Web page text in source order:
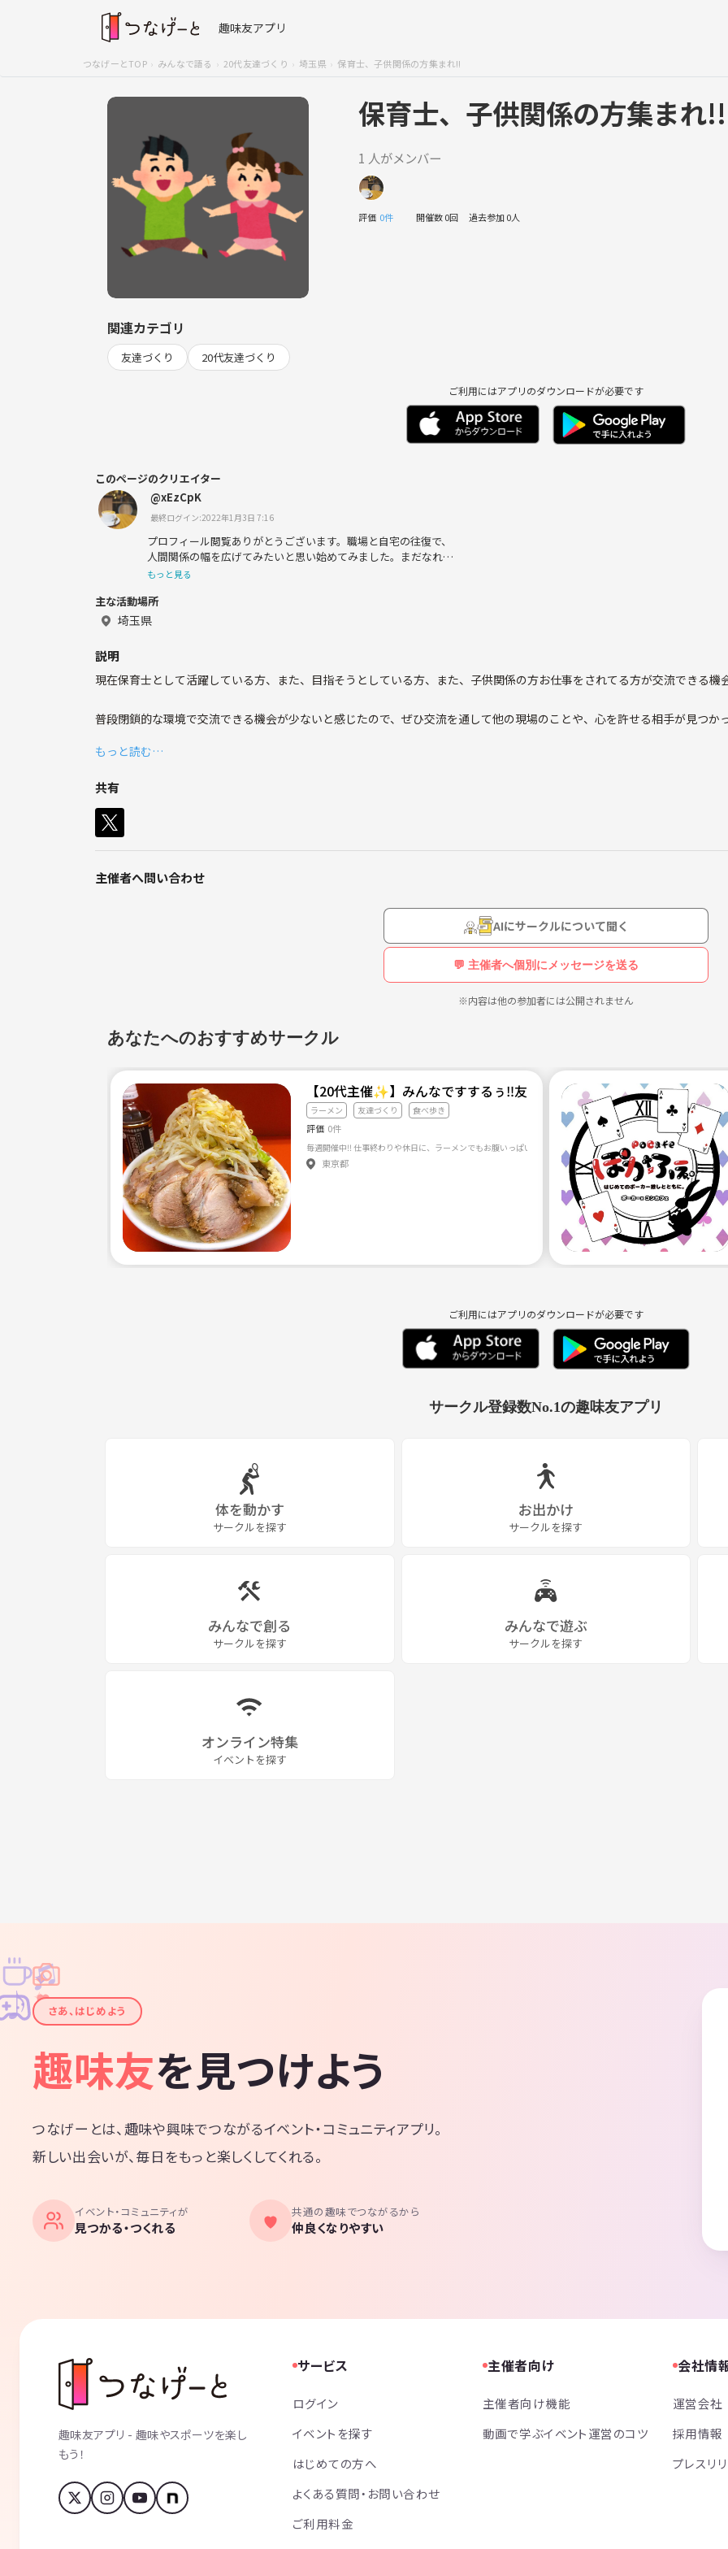
趣味友アプリ
つなげーとTOP みんなで語る 20代友達づくり 埼玉県 保育士、子供関係の方集まれ!!
保育士、子供関係の方集まれ!!
1 人がメンバー
評価 0件 開催数 0回 過去参加 0人
関連カテゴリ
友達づくり 20代友達づくり
ご利用にはアプリのダウンロードが必要です
このページのクリエイター
@xEzCpK
最終ログイン:2022年1月3日 7:16
プロフィール閲覧ありがとうございます。職場と自宅の往復で、
人間関係の幅を広げてみたいと思い始めてみました。まだなれな
い部分があるかもしれませんが宜しくお願いします。
20代男性、仕事→子ども関係
過ごしたいタイプ
もっと見る
主な活動場所
埼玉県
説明
現在保育士として活躍している方、また、目指そうとしている方、また、子供関係の方お仕事をされてる方が交流できる機
普段閉鎖的な環境で交流できる機会が少ないと感じたので、ぜひ交流を通して他の現場のことや、心を許せる相手が見つか
もっと読む…
共有
主催者へ問い合わせ
AIにサークルについて聞く
💬 主催者へ個別にメッセージを送る
※内容は他の参加者には公開されません
あなたへのおすすめサークル
【20代主催✨】みんなですするぅ‼️友達作れるラーメン部
ラーメン 友達づくり 食べ歩き
評価 0件
東京都
ご利用にはアプリのダウンロードが必要です
サークル登録数No.1の趣味友アプリ
体を動かす
サークルを探す
お出かけ
サークルを探す
みんなで創る
サークルを探す
みんなで遊ぶ
サークルを探す
オンライン特集
イベントを探す
✦
✦
✧
✧
♪
♫
さあ、はじめよう
趣味友を見つけよう
つなげーとは、趣味や興味でつながるイベント・コミュニティアプリ。
新しい出会いが、毎日をもっと楽しくしてくれる。
イベント・コミュニティが
見つかる・つくれる
共通の趣味でつながるから
仲良くなりやすい
趣味友アプリ - 趣味やスポーツを楽し
もう！
サービス
ログイン
イベントを探す
はじめての方へ
よくある質問・お問い合わせ
ご利用料金
主催者向け
主催者向け機能
動画で学ぶイベント運営のコツ
会社情
運営会社
採用情報
プレスリ